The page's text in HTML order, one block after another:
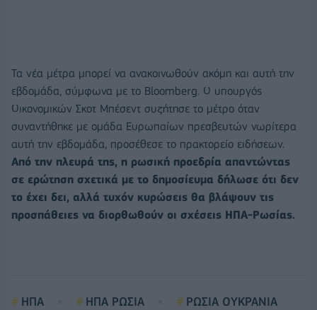
Τα νέα μέτρα μπορεί να ανακοινωθούν ακόμη και αυτή την
εβδομάδα, σύμφωνα με το Bloomberg. Ο υπουργός
Οικονομικών Σκοτ Μπέσεντ συζήτησε το μέτρο όταν
συναντήθηκε με ομάδα Ευρωπαίων πρεσβευτών νωρίτερα
αυτή την εβδομάδα, προσέθεσε το πρακτορείο ειδήσεων.
Από την πλευρά της, η ρωσική προεδρία απαντώντας
σε ερώτηση σχετικά με το δημοσίευμα δήλωσε ότι δεν
το έχει δει, αλλά τυχόν κυρώσεις θα βλάψουν τις
προσπάθειες να διορθωθούν οι σχέσεις ΗΠΑ-Ρωσίας.
ΗΠΑ ΗΠΑ ΡΩΣΙΑ
ΡΩΣΙΑ ΟΥΚΡΑΝΙΑ